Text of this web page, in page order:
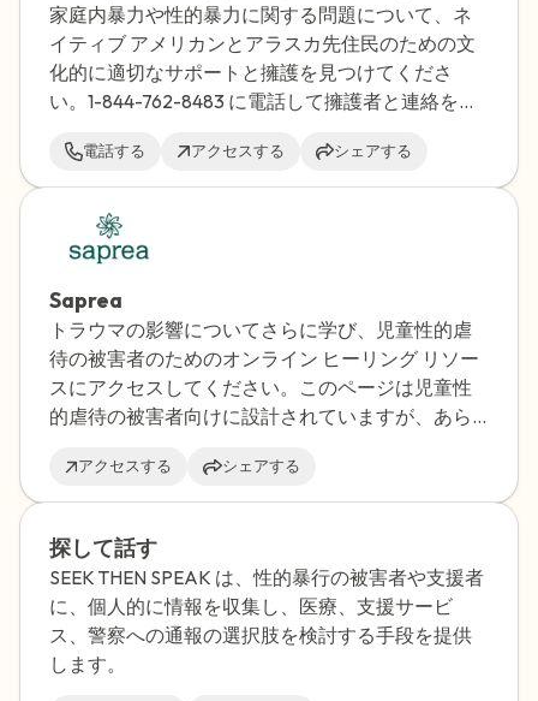
家庭内暴力や性的暴力に関する問題について、ネ
イティブ アメリカンとアラスカ先住民のための文
化的に適切なサポートと擁護を見つけてくださ
い。1-844-762-8483 に電話して擁護者と連絡を取
す。電話する アクセスする シェアする
Saprea
トラウマの影響についてさらに学び、児童性的虐
待の被害者のためのオンライン ヒーリング リソー
スにアクセスしてください。このページは児童性
的虐待の被害者向けに設計されていますが、あら
プ リソースから恩恵を受ける可能性があります。
アクセスする シェアする
探して話す
SEEK THEN SPEAK は、性的暴行の被害者や支援者
に、個人的に情報を収集し、医療、支援サービ
ス、警察への通報の選択肢を検討する手段を提供
します。